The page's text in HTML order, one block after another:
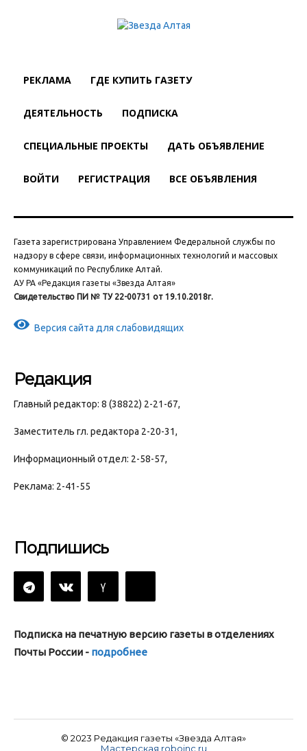
РЕКЛАМА ГДЕ КУПИТЬ ГАЗЕТУ
ДЕЯТЕЛЬНОСТЬ ПОДПИСКА
СПЕЦИАЛЬНЫЕ ПРОЕКТЫ ДАТЬ ОБЪЯВЛЕНИЕ
ВОЙТИ РЕГИСТРАЦИЯ ВСЕ ОБЪЯВЛЕНИЯ
Газета зарегистрирована Управлением Федеральной службы по
надзору в сфере связи, информационных технологий и массовых
коммуникаций по Республике Алтай.
АУ РА «Редакция газеты «Звезда Алтая»
Свидетельство ПИ № ТУ 22-00731 от 19.10.2018г.
Версия сайта для слабовидящих
Редакция
Главный редактор: 8 (38822) 2-21-67,
Заместитель гл. редактора 2-20-31,
Информационный отдел: 2-58-57,
Реклама: 2-41-55
Подпишись
Подписка на печатную версию газеты в отделениях
Почты России - подробнее
© 2023 Редакция газеты «Звезда Алтая»
Мастерская roboinc.ru